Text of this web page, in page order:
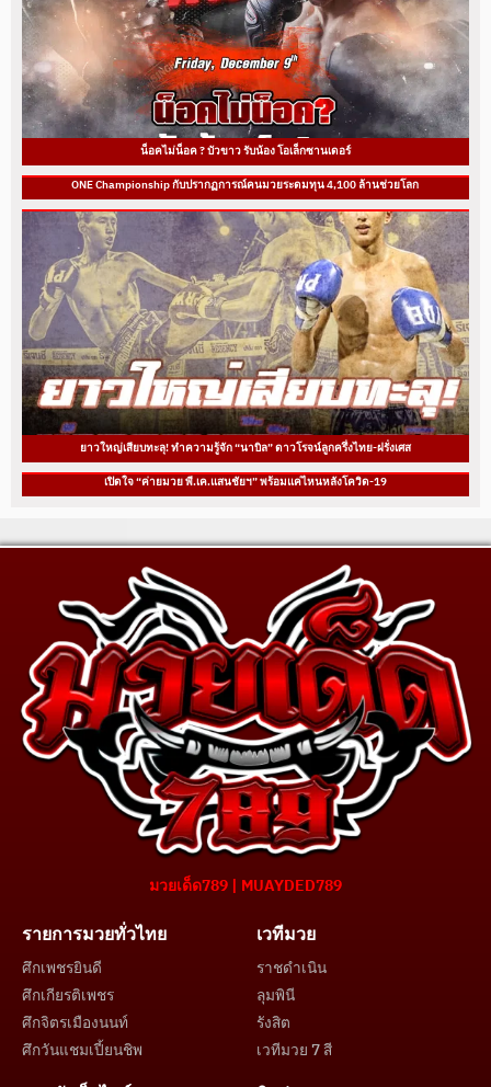
น็อคไม่น็อค ? บัวขาว รับน้อง โอเล็กซานเดอร์
ONE Championship กับปรากฏการณ์คนมวยระดมทุน 4,100 ล้านช่วยโลก
ยาวใหญ่เสียบทะลุ! ทำความรู้จัก “นาบิล” ดาวโรจน์ลูกครึ่งไทย-ฝรั่งเศส
เปิดใจ “ค่ายมวย พี.เค.แสนชัยฯ” พร้อมแค่ไหนหลังโควิด-19
มวยเด็ด789 | MUAYDED789
รายการมวยทั่วไทย
ศึกเพชรยินดี
ศึกเกียรติเพชร
ศึกจิตรเมืองนนท์
ศึกวันแชมเปี้ยนชิพ
เวทีมวย
ราชดำเนิน
ลุมพินี
รังสิต
เวทีมวย 7 สี